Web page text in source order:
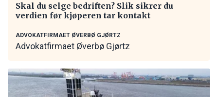
Skal du selge bedriften? Slik sikrer du
verdien før kjøperen tar kontakt
ADVOKATFIRMAET ØVERBØ GJØRTZ
Advokatfirmaet Øverbø Gjørtz